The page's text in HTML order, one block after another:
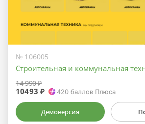
№ 106005
Строительная и коммунальная
14 990 ₽
10493 ₽ 420 баллов Плюса
Демоверсия